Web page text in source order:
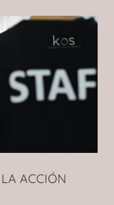
ACCIÓN